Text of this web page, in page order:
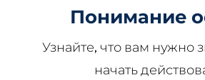
Понимание
Узнайте, что вам нужно
начать